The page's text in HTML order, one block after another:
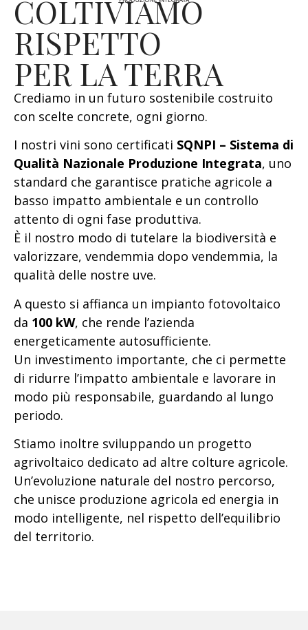
COLTIVIAMO
RISPETTO
PER LA TERRA
Crediamo in un futuro sostenibile costruito
con scelte concrete, ogni giorno.
I nostri vini sono certificati SQNPI – Sistema di
Qualità Nazionale Produzione Integrata, uno
standard che garantisce pratiche agricole a
basso impatto ambientale e un controllo
attento di ogni fase produttiva.
È il nostro modo di tutelare la biodiversità e
valorizzare, vendemmia dopo vendemmia, la
qualità delle nostre uve.
A questo si affianca un impianto fotovoltaico
da 100 kW, che rende l’azienda
energeticamente autosufficiente.
Un investimento importante, che ci permette
di ridurre l’impatto ambientale e lavorare in
modo più responsabile, guardando al lungo
periodo.
Stiamo inoltre sviluppando un progetto
agrivoltaico dedicato ad altre colture agricole.
Un’evoluzione naturale del nostro percorso,
che unisce produzione agricola ed energia in
modo intelligente, nel rispetto dell’equilibrio
del territorio.